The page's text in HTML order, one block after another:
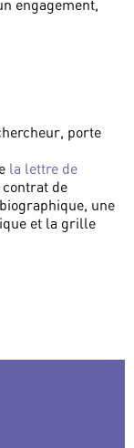
engagement,
porte
la lettre de
contrat de
une
et la grille